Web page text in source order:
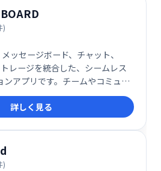
)
ッセージボード、チャット、
レージを統合した、シームレス
ンアプリです。チームやコミュニ
有とコラボレーションを実現しま
取り、ファイルの共有、共同作
効率的に行い、生産性向上に貢献
、より効果的な協働を促進する、
ツールです。
詳しく見る
)